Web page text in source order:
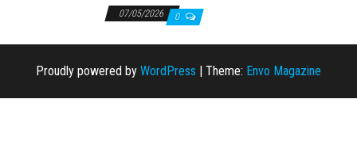
07/05/2026 0
Proudly powered by WordPress Theme: Envo Magazine